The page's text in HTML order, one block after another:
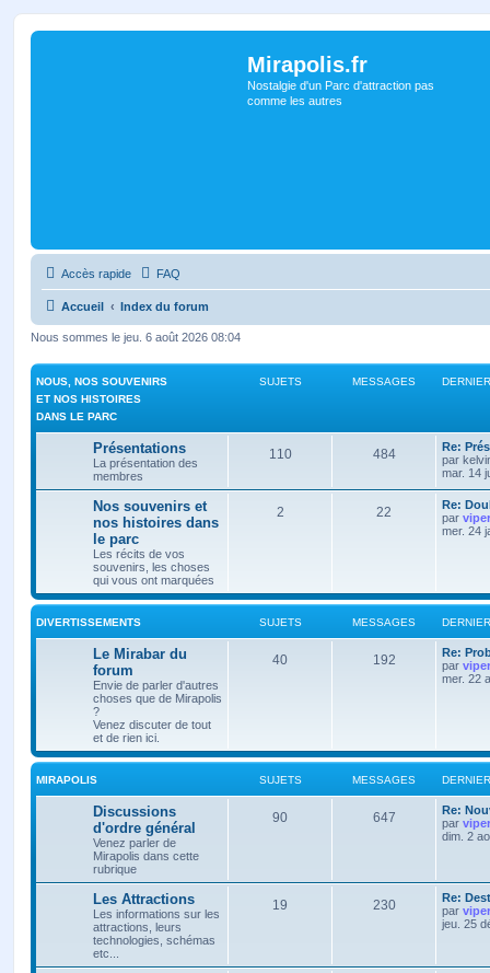
Mirapolis.fr
Nostalgie d'un Parc d'attraction pas
comme les autres
Accès rapide FAQ
Accueil Index du forum
Nous sommes le jeu. 6 août 2026 08:04
NOUS, NOS SOUVENIRS
ET NOS HISTOIRES
DANS LE PARC
SUJETS MESSAGES
Présentations
La présentation des
membres
110 484
Re:
par
mar. 14
Nos souvenirs et
nos histoires dans
le parc
Les récits de vos
souvenirs, les choses
qui vous ont marquées
2 22
Re:
par
mer. 24
DIVERTISSEMENTS SUJETS MESSAGES
Le Mirabar du
forum
Envie de parler d'autres
choses que de Mirapolis
?
Venez discuter de tout
et de rien ici.
40 192
Re:
par
mer. 22
MIRAPOLIS SUJETS MESSAGES
Discussions
d'ordre général
Venez parler de
Mirapolis dans cette
rubrique
90 647
Re:
par
dim. 2
Les Attractions
Les informations sur les
attractions, leurs
technologies, schémas
etc...
19 230
Re:
par
jeu. 25